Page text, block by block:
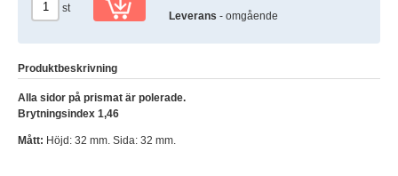
st
Leverans - omgående
Produktbeskrivning
Alla sidor på prismat är polerade.
Brytningsindex 1,46
Mått: Höjd: 32 mm. Sida: 32 mm.